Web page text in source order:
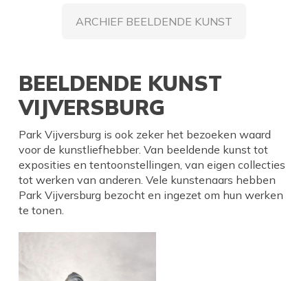
ARCHIEF BEELDENDE KUNST
BEELDENDE KUNST
VIJVERSBURG
Park Vijversburg is ook zeker het bezoeken waard
voor de kunstliefhebber. Van beeldende kunst tot
exposities en tentoonstellingen, van eigen collecties
tot werken van anderen. Vele kunstenaars hebben
Park Vijversburg bezocht en ingezet om hun werken
te tonen.